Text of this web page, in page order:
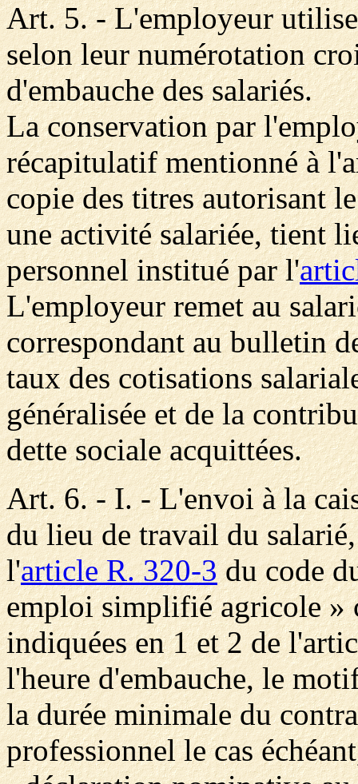
Art. 5. - L'employeur
selon leur numérotation
d'embauche des salariés.
La conservation par
récapitulatif mentionné à
copie des titres autorisant
une activité salariée, tient
personnel institué par l'
L'employeur remet au
correspondant au bulletin
taux des cotisations
généralisée et de la
dette sociale acquittées.
Art. 6. - I. - L'envoi à la
du lieu de travail du
l'article R. 320-3du code
emploi simplifié agricole »
indiquées en 1 et 2 de
l'heure d'embauche, le
la durée minimale du
professionnel le cas